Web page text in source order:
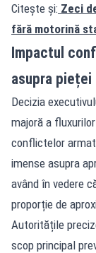
Citește și: Zeci
fără motorină
Impactul
asupra pieței
Decizia
majoră a
conflictelor
imense asupra
având în vedere
proporție de
Autoritățile
scop principal